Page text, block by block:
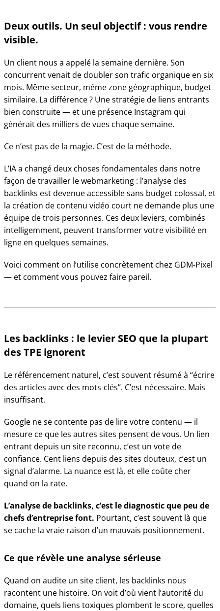
Deux outils. Un seul objectif : vous rendre
visible.
Un client nous a appelé la semaine dernière. Son
concurrent venait de doubler son trafic organique en six
mois. Même secteur, même zone géographique, budget
similaire. La différence ? Une stratégie de liens entrants
bien construite — et une présence Instagram qui
générait des milliers de vues chaque semaine.
Ce n’est pas de la magie. C’est de la méthode.
L’IA a changé deux choses fondamentales dans notre
façon de travailler le webmarketing : l’analyse des
backlinks est devenue accessible sans budget colossal, et
la création de contenu vidéo court ne demande plus une
équipe de trois personnes. Ces deux leviers, combinés
intelligemment, peuvent transformer votre visibilité en
ligne en quelques semaines.
Voici comment on l’utilise concrètement chez GDM-Pixel
— et comment vous pouvez faire pareil.
Les backlinks : le levier SEO que la plupart
des TPE ignorent
Le référencement naturel, c’est souvent résumé à “écrire
des articles avec des mots-clés”. C’est nécessaire. Mais
insuffisant.
Google ne se contente pas de lire votre contenu — il
mesure ce que les autres sites pensent de vous. Un lien
entrant depuis un site reconnu, c’est un vote de
confiance. Cent liens depuis des sites douteux, c’est un
signal d’alarme. La nuance est là, et elle coûte cher
quand on la rate.
L’analyse de backlinks, c’est le diagnostic que peu de
chefs d’entreprise font. Pourtant, c’est souvent là que
se cache la vraie raison d’un mauvais positionnement.
Ce que révèle une analyse sérieuse
Quand on audite un site client, les backlinks nous
racontent une histoire. On voit d’où vient l’autorité du
domaine, quels liens toxiques plombent le score, quelles